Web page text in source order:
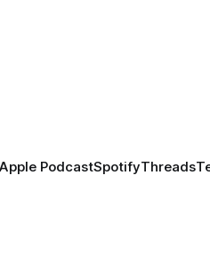
Apple PodcastSpotifyThreads